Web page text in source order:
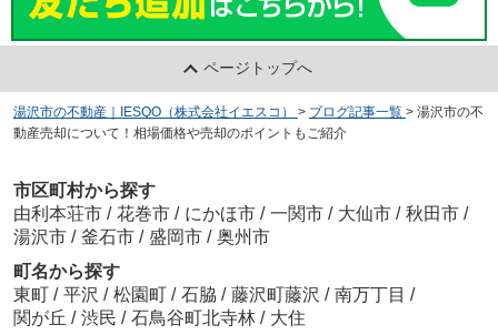
ページトップへ
湯沢市の不動産｜IESQO（株式会社イエスコ） > ブログ記事一覧 > 湯沢市の不
動産売却について！相場価格や売却のポイントもご紹介
市区町村から探す
由利本荘市 / 花巻市 / にかほ市 / 一関市 / 大仙市 / 秋田市 /
湯沢市 / 釜石市 / 盛岡市 / 奥州市
町名から探す
東町 / 平沢 / 松園町 / 石脇 / 藤沢町藤沢 / 南万丁目 /
関が丘 / 渋民 / 石鳥谷町北寺林 / 大住